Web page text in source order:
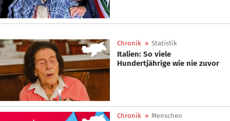
Chronik » Statistik
Italien: So viele
Hundertjährige wie nie zuvor
Chronik » Menschen